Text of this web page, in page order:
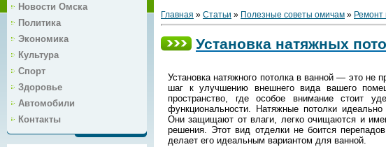
Новости Омска
Политика
Экономика
Культура
Спорт
Здоровье
Автомобили
Контакты
Главная » Статьи » Полезные советы омичам » Ремонт
Установка натяжных
Установка натяжного потолка в ванной — это не
шаг к улучшению внешнего вида вашего
пространство, где особое внимание стоит
функциональности. Натяжные потолки
Они защищают от влаги, легко очищаются и
решения. Этот вид отделки не боится
делает его идеальным вариантом для ванной.